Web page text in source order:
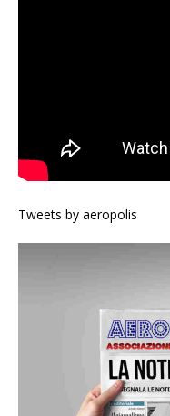
Tweets by aeropolis